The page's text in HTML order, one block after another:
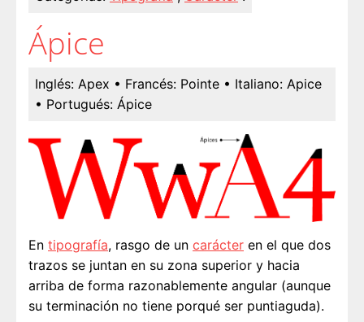
Ápice
Inglés: Apex • Francés: Pointe • Italiano: Apice
• Portugués: Ápice
En tipografía, rasgo de un carácter en el que dos
trazos se juntan en su zona superior y hacia
arriba de forma razonablemente angular (aunque
su terminación no tiene porqué ser puntiaguda).